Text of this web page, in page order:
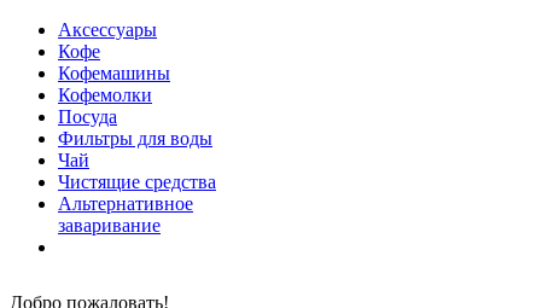
Аксессуары
Кофе
Кофемашины
Кофемолки
Посуда
Фильтры для воды
Чай
Чистящие средства
Альтернативное
заваривание
Добро пожаловать!